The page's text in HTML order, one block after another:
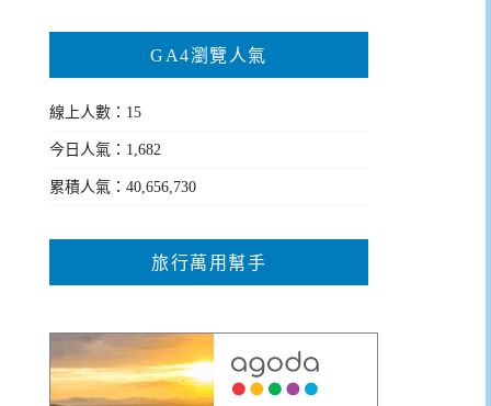
GA4瀏覽人氣
線上人數：15
今日人氣：1,682
累積人氣：40,656,730
旅行萬用幫手